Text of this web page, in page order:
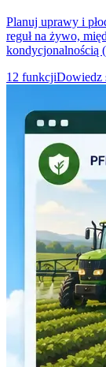
Planuj uprawy i
reguł na żywo,
kondycjonalnością
12 funkcjiDowiedz